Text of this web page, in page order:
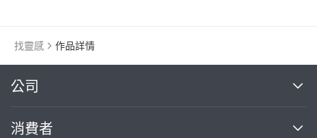
找靈感 作品詳情
公司
關於我們
消費者
繼續完成